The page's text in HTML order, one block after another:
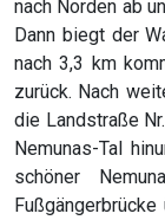
nach Norden ab
Dann biegt der
nach 3,3 km
zurück. Nach
die Landstraße
Nemunas-Tal
schöner